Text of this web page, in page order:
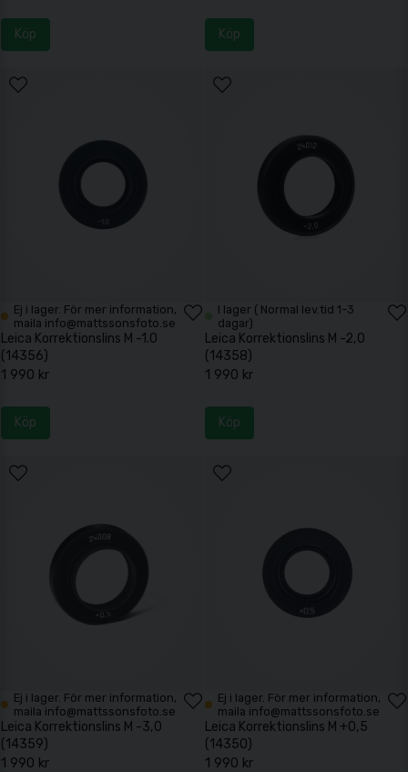
Köp Köp
Ej i lager. För mer information,
maila info@mattssonsfoto.se
Leica Korrektionslins M -1.0
(14356)
1 990 kr
Köp
I lager ( Normal lev.tid 1-3
dagar)
Leica Korrektionslins M -2,0
(14358)
1 990 kr
Köp
Ej i lager. För mer information,
maila info@mattssonsfoto.se
Leica Korrektionslins M -3,0
(14359)
1 990 kr
Ej i lager. För mer information,
maila info@mattssonsfoto.se
Leica Korrektionslins M +0,5
(14350)
1 990 kr